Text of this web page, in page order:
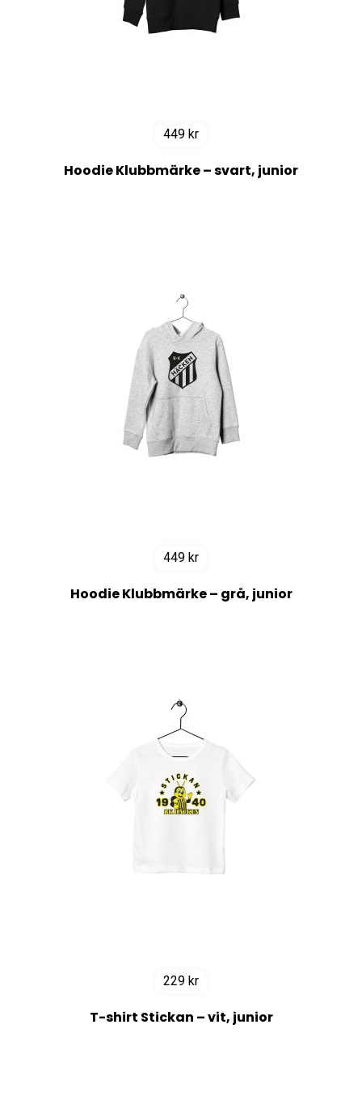
449 kr
Hoodie Klubbmärke – svart, junior
449 kr
Hoodie Klubbmärke – grå, junior
229 kr
T-shirt Stickan – vit, junior